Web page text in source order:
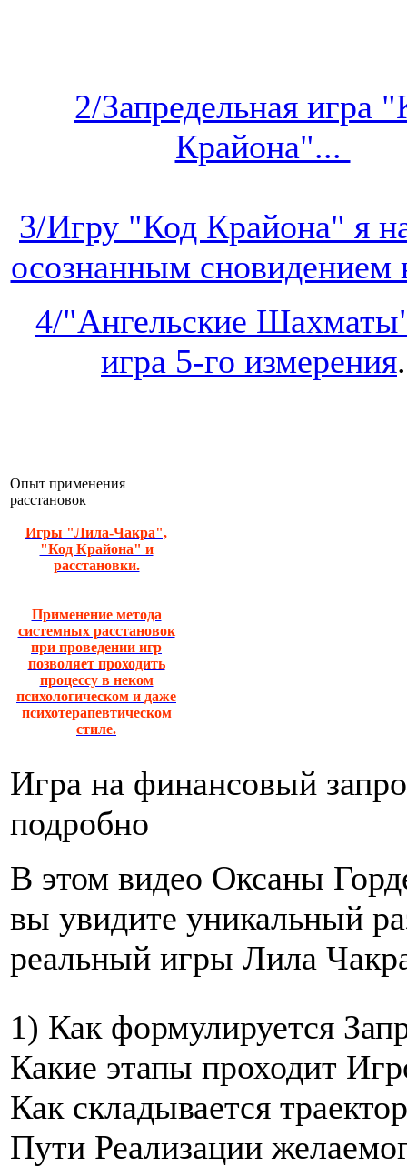
2/Запредельная игра
Крайона"...
3/Игру "Код Крайона" я
осознанным сновидением
4/"Ангельские
игра 5-го измерения
Опыт применения
расстановок
Игры "Лила-Чакра",
"Код Крайона" и
расстановки.
Применение метода
системных расстановок
при проведении игр
позволяет проходить
процессу в неком
психологическом и даже
психотерапевтическом
стиле.
Игра на финансовый
подробно
В этом видео Оксаны
вы увидите уникальный
реальный игры Лила
1) Как формулируется
Какие этапы проходит
Как складывается
Пути Реализации